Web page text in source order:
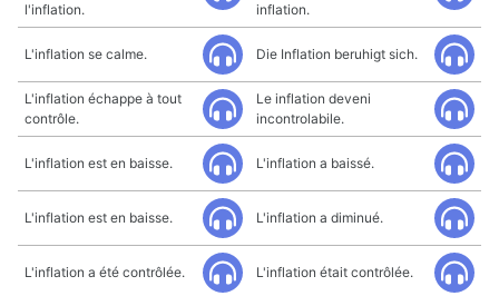
l'inflation.
inflation.
L'inflation se calme. Die Inflation beruhigt sich.
L'inflation échappe à tout
contrôle.
Le inflation deveni
incontrolabile.
L'inflation est en baisse. L'inflation a baissé.
L'inflation est en baisse. L'inflation a diminué.
L'inflation a été contrôlée. L'inflation était contrôlée.